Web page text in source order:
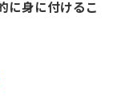
に身に付けるこ